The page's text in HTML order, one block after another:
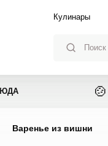
Кулинары
🍲
Варенье из вишни